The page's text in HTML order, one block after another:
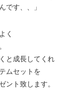
です、、」
く
と成長してくれ
ムセットを
ト致します。